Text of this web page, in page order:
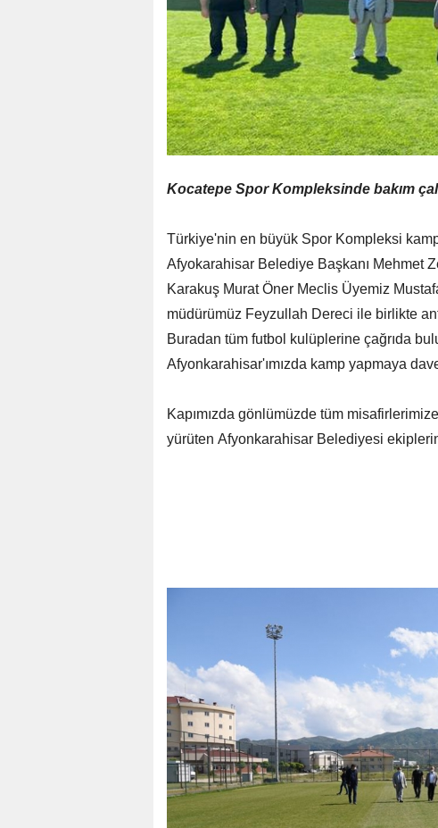
Kocatepe Spor Kompleksinde bakım
Türkiye'nin en büyük Spor Kompleksi
Afyokarahisar Belediye Başkanı Mehmet
Karakuş Murat Öner Meclis Üyemiz
müdürümüz Feyzullah Dereci ile birlikte
Buradan tüm futbol kulüplerine çağrıda
Afyonkarahisar'ımızda kamp yapmaya
Kapımızda gönlümüzde tüm misafirlerimize
yürüten Afyonkarahisar Belediyesi